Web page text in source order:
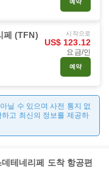
예약
페 (TFN) 시작으로
US$ 123.12
요금/인
예약
닐 수 있으며 사전 통지 없
고 최신의 정보를 제공하
테네리페 도착 항공편